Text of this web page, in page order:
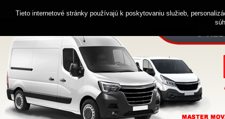
Zákaznícka linka 0914 238 482
Tieto internetové stránky používajú k poskytovaniu služieb,